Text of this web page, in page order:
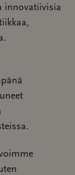
innovatiivisia